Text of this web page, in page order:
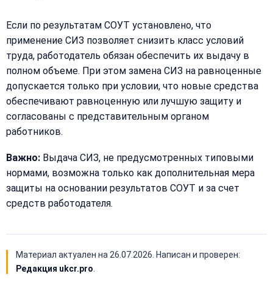
Если по результатам СОУТ установлено, что
применение СИЗ позволяет снизить класс условий
труда, работодатель обязан обеспечить их выдачу в
полном объеме. При этом замена СИЗ на равноценные
допускается только при условии, что новые средства
обеспечивают равноценную или лучшую защиту и
согласованы с представительным органом
работников.
Важно: Выдача СИЗ, не предусмотренных типовыми
нормами, возможна только как дополнительная мера
защиты на основании результатов СОУТ и за счет
средств работодателя.
Материал актуален на 26.07.2026 . Написан и проверен:
Редакция ukcr.pro